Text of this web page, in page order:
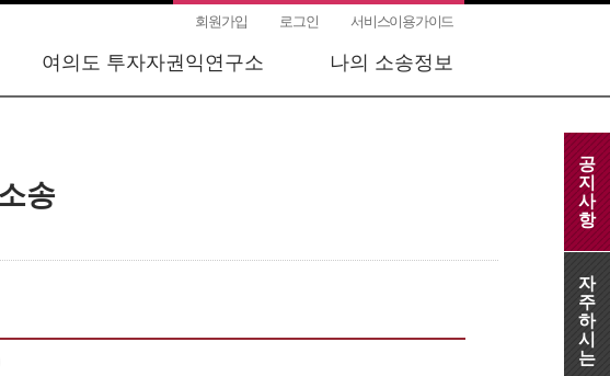
서비스이용가이드
로그인
회원가입
여의도 투자자권익연구소 나의 소송정보
송
공
지
사
항
자
주
하
시
는